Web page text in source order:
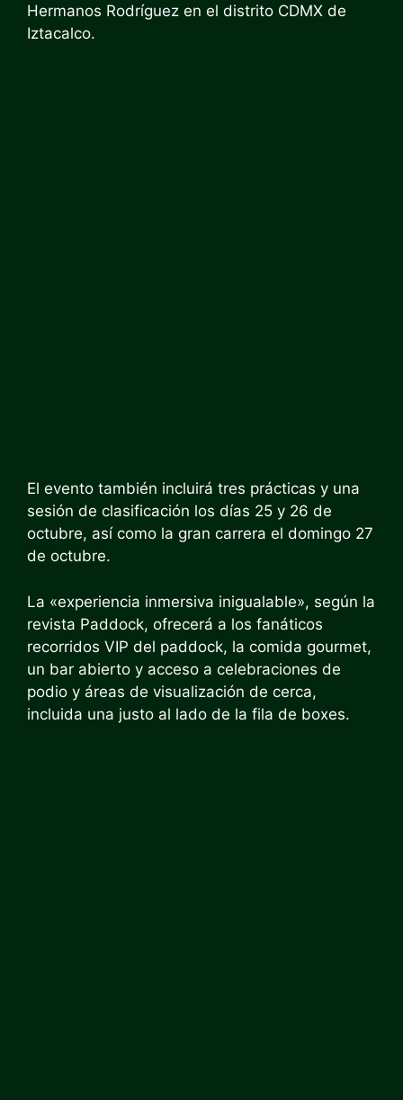
Hermanos Rodríguez en el distrito CDMX de
Iztacalco.
El evento también incluirá tres prácticas y una
sesión de clasificación los días 25 y 26 de
octubre, así como la gran carrera el domingo 27
de octubre.
La «experiencia inmersiva inigualable», según la
revista Paddock, ofrecerá a los fanáticos
recorridos VIP del paddock, la comida gourmet,
un bar abierto y acceso a celebraciones de
podio y áreas de visualización de cerca,
incluida una justo al lado de la fila de boxes.